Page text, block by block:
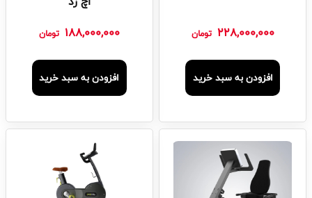
228,000,000 تومان
افزودن به سبد خرید
188,000,000 تومان
افزودن به سبد خرید